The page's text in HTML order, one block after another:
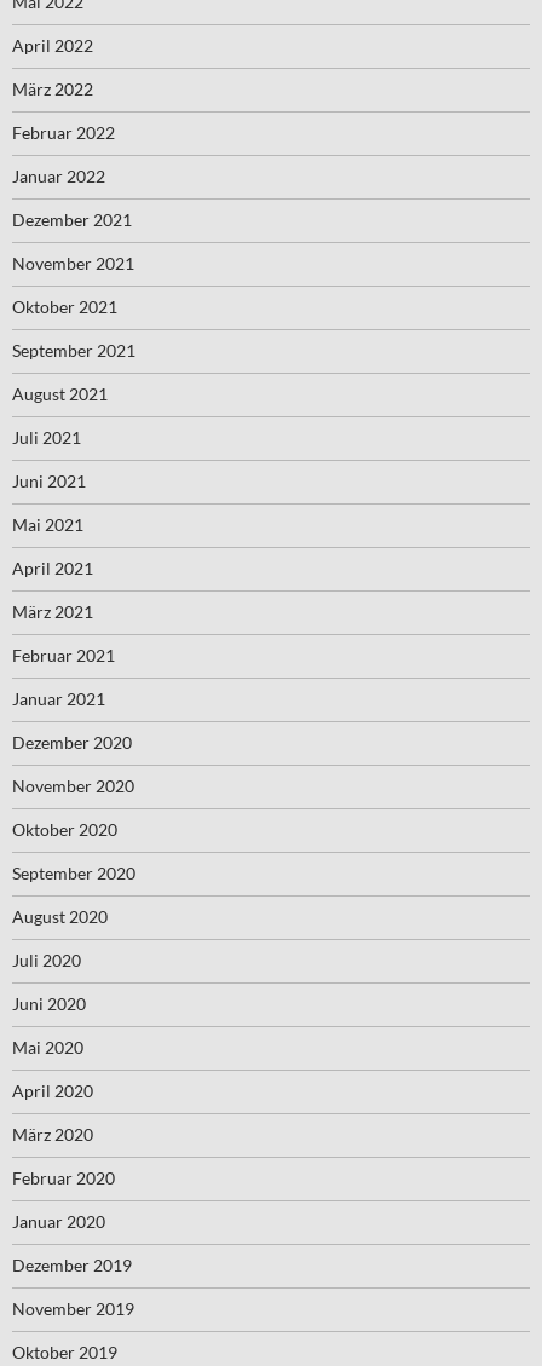
April 2022
März 2022
Februar 2022
Januar 2022
Dezember 2021
November 2021
Oktober 2021
September 2021
August 2021
Juli 2021
Juni 2021
Mai 2021
April 2021
März 2021
Februar 2021
Januar 2021
Dezember 2020
November 2020
Oktober 2020
September 2020
August 2020
Juli 2020
Juni 2020
Mai 2020
April 2020
März 2020
Februar 2020
Januar 2020
Dezember 2019
November 2019
Oktober 2019